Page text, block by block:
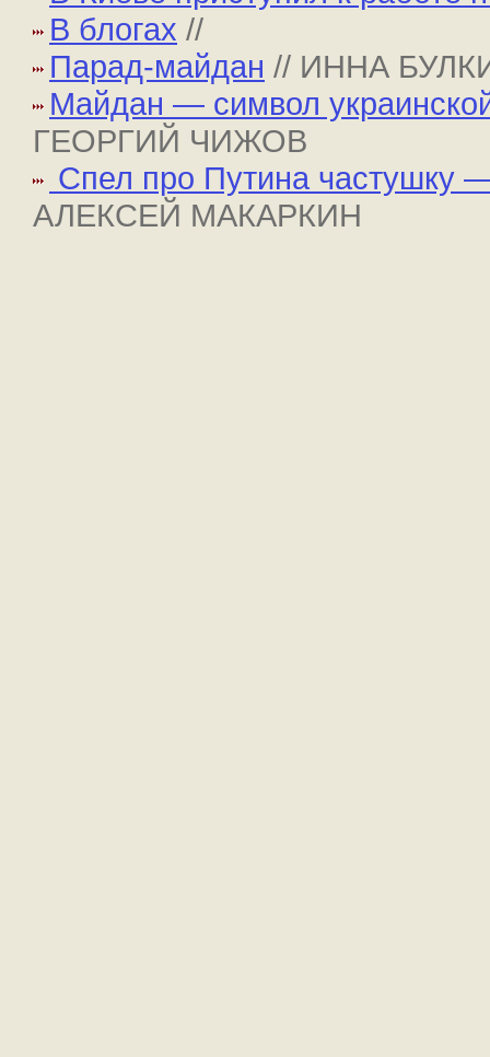
В блогах //
Парад-майдан // ИННА
Майдан — символ
ГЕОРГИЙ ЧИЖОВ
Спел про Путина частушку
АЛЕКСЕЙ МАКАРКИН